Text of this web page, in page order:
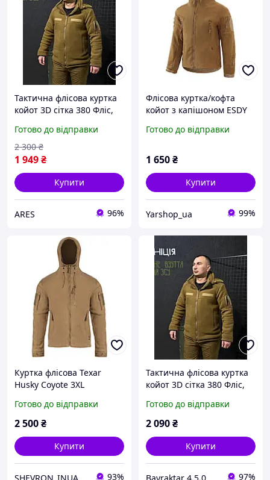
Тактична флісова куртка
койот 3D сітка 380 Фліс,
-20, тепла флісова куртка
Готово до відправки
1 949₴
2 300 ₴
Купити
ARES 96%
Флісова куртка/кофта
койот з капішоном ESDY
Готово до відправки
1 650₴
Купити
Yarshop_ua 99%
Куртка флісова Texar
Husky Coyote 3XL
Готово до відправки
2 500₴
Купити
SHEVRON_INUA 93%
Тактична флісова куртка
койот 3D сітка 380 Фліс,
-20, тепла флісова куртка
Готово до відправки
2 090₴
Купити
Bayraktar 4.5.0 97%